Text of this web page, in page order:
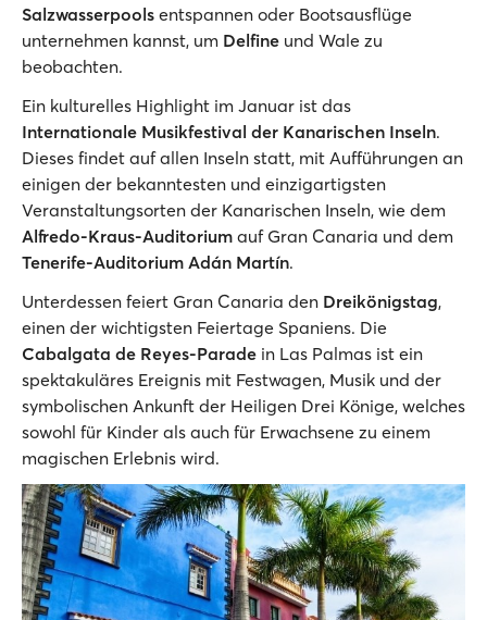
Salzwasserpools entspannen oder Bootsausflüge
unternehmen kannst, um Delfine und Wale zu
beobachten.
Ein kulturelles Highlight im Januar ist das
Internationale Musikfestival der Kanarischen Inseln.
Dieses findet auf allen Inseln statt, mit Aufführungen an
einigen der bekanntesten und einzigartigsten
Veranstaltungsorten der Kanarischen Inseln, wie dem
Alfredo-Kraus-Auditorium auf Gran Canaria und dem
Tenerife-Auditorium Adán Martín.
Unterdessen feiert Gran Canaria den Dreikönigstag,
einen der wichtigsten Feiertage Spaniens. Die
Cabalgata de Reyes-Parade in Las Palmas ist ein
spektakuläres Ereignis mit Festwagen, Musik und der
symbolischen Ankunft der Heiligen Drei Könige, welches
sowohl für Kinder als auch für Erwachsene zu einem
magischen Erlebnis wird.